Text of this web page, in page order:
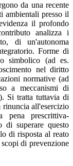
da una recente
ambientali presso il
il profondo
analizza i
di un'autonoma
Forme di
simbolico (ad es.
nel diritto
normative (ad
a meccanismi di
Si tratta tuttavia di
rinuncia all'esercizio
pena prescrittiva-
di superare questo
di risposta al reato
di prevenzione